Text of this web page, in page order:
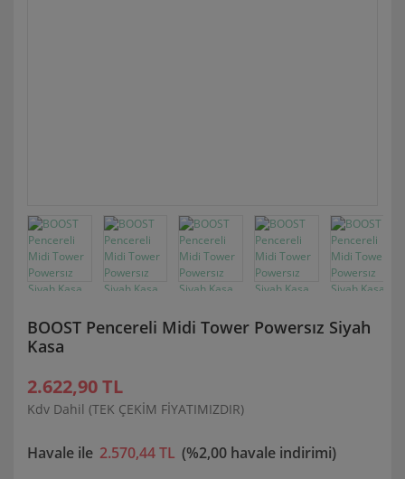
BOOST Pencereli Midi Tower Powersız Siyah
Kasa
2.622,90 TL
Kdv Dahil (TEK ÇEKİM FİYATIMIZDIR)
Havale ile 2.570,44 TL (%2,00 havale indirimi)